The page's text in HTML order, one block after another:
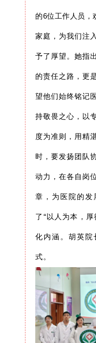
的6位工作人员，
家庭，为我们注
予了厚望。她指
的责任之路，更
望他们始终铭记
持敬畏之心，以
度为准则，用精
时，要发扬团队
动力，在各自岗
章，为医院的发
了“以人为本，
化内涵。胡英院
式。